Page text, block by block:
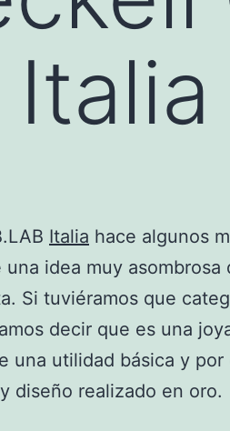
Italia hace algunos
idea muy asombrosa
Si tuviéramos que
decir que es una
una utilidad básica y
diseño realizado en oro.